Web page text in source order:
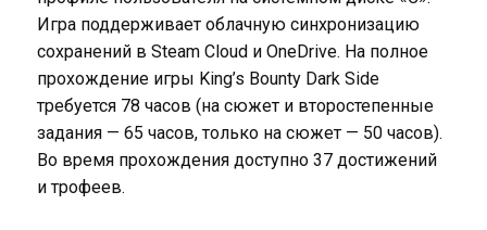
Игра поддерживает облачную синхронизацию
сохранений в Steam Cloud и OneDrive. На полное
прохождение игры King’s Bounty Dark Side
требуется 78 часов (на сюжет и второстепенные
задания — 65 часов, только на сюжет — 50 часов).
Во время прохождения доступно 37 достижений
и трофеев.